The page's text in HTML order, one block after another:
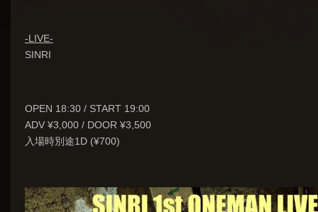
-LIVE-
SINRI
OPEN 18:30 / START 19:00
ADV ¥3,000 / DOOR ¥3,500
入場時別途1D (¥700)